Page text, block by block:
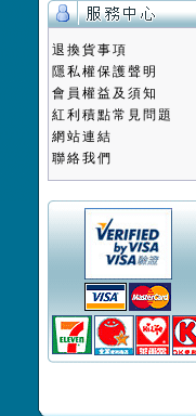
退換貨事項
隱私權保護聲明
會員權益及須知
紅利積點常見問題
網站連結
聯絡我們